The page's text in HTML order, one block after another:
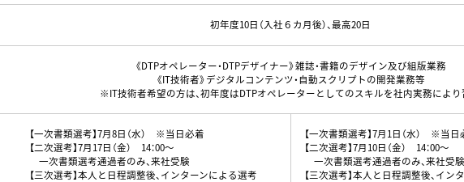
初年度10日（入社６カ月後）、最高20日
《DTPオペレーター・DTPデザイナー》雑誌・書籍のデザイン及び組版業務
《IT技術者》デジタルコンテンツ・自動スクリプトの開発業務等
※IT技術者希望の方は、初年度はDTPオペレーターとしてのスキルを社内実務により
【一次書類選考】7月8日（水） ※当日必着
【二次選考】7月17日（金） 14：00〜
一次書類選考通過者のみ、来社受験
【三次選考】本人と日程調整後、インターンによる選考
【一次書類選考】7月1日（水） ※当日
【二次選考】7月10日（金） 14：00〜
一次書類選考通過者のみ、来社受験
【三次選考】本人と日程調整後、イン